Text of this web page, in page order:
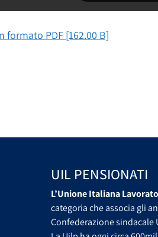
formato PDF [162.00 B]
UIL PENSIONATI
L’Unione Italiana
categoria che associa gli
Confederazione